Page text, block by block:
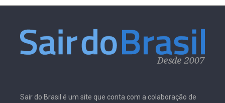
Sair do Brasil é um site que conta com a colaboração de